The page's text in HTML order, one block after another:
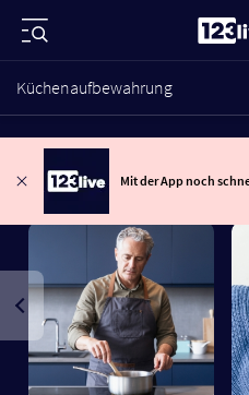
Küchenaufbewahrung
Mit der App noch